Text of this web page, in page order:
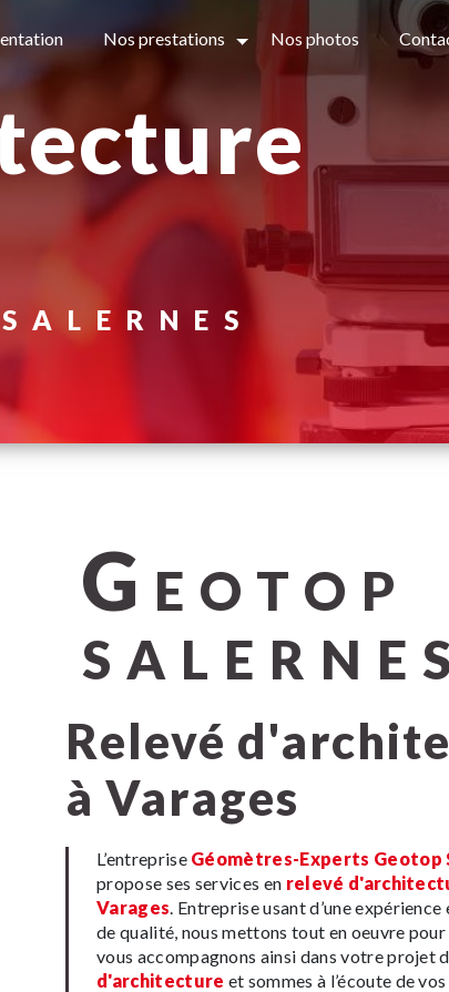
Nos prestations Nos photos
G EOTOP
SALERNES
relevé d'architecture
à Varages
L’entreprise Géomètres-Experts Geotop
propose ses services en relevé
Varages . Entreprise usant d’une
de qualité, nous mettons tout en oeuvre
vous accompagnons ainsi dans votre projet
d'architecture et sommes à l’écoute de